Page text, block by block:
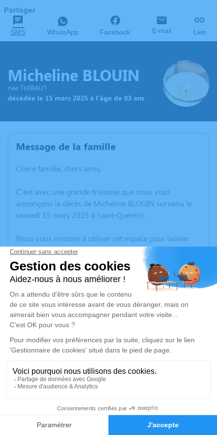
Faire-part Hommages
Partager
SMS WhatsApp Facebook E-mail Lien
Micheline BLOUIN
née THIBAUT
décédée le 15 mars 2025 à l'âge de 83 ans
Message de la famille
Chère famille, chers amis,
C’est avec une grande tristesse que nous vous
annonçons le décès de Micheline BLOUIN survenu le
samedi 15 mars 2025 à Saint-Quentin.
Nous vous invitons à utiliser cet espace pour laisser
vos condoléances, partager des photos souvenirs, une
anecdote ou exprimer vos pensées à travers des
poèmes ou des textes. Cet endroit est un lieu
d'expression dédié à honorer la mémoire de Micheline
BLOUIN.
Un service de plantation d’arbre hommage est
disponible ici.
Je rends hommage
Cérémonie religieuse
Crématorium de Tergnier Cœur de L’aisne de
Tergnier